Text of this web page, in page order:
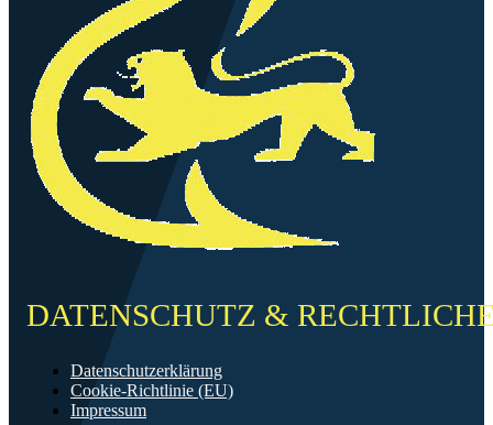
DATENSCHUTZ &
Datenschutzerklärung
Cookie-Richtlinie (EU)
Impressum